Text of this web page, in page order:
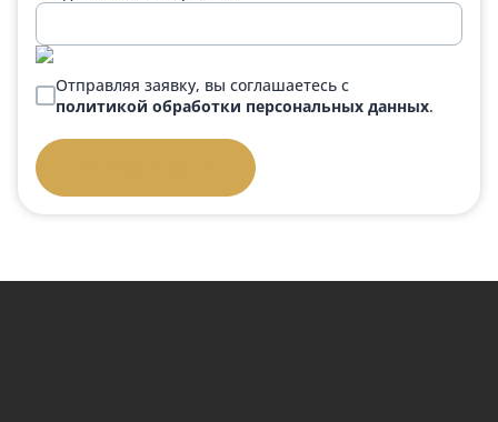
Отправляя заявку, вы соглашаетесь с
политикой обработки персональных данных.